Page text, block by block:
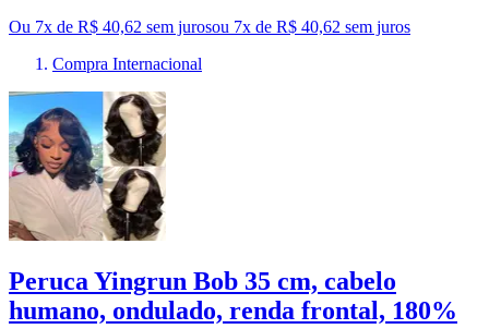
Ou 7x de R$ 40,62 sem jurosou 7x de R$ 40,62 sem juros
Compra Internacional
Peruca Yingrun Bob 35 cm, cabelo
humano, ondulado, renda frontal, 180%